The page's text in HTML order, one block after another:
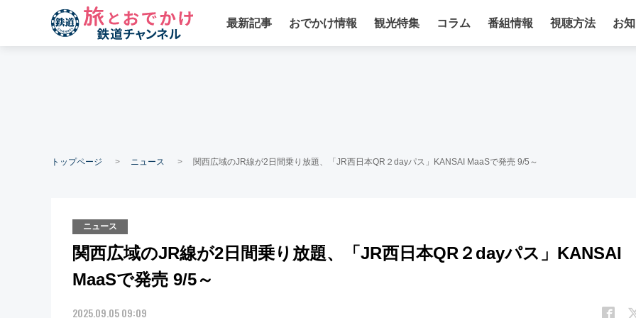
最新記事 おでかけ情報 観光特集 コラム 番組情報 視聴方法 お
トップページ ニュース 関西広域のJR線が2日間乗り放題、「JR西日本QR２dayパス」KANSAI MaaSで発売 9/5～
ニュース
関西広域のJR線が2日間乗り放題、「JR西日本QR２dayパス」KANSAI
MaaSで発売 9/5～
2025.09.05 09:09